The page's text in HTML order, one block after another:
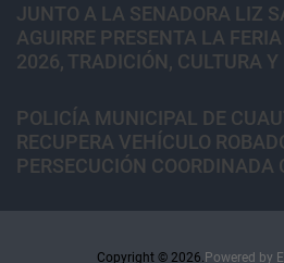
JUNTO A LA SENADORA LIZ
AGUIRRE PRESENTA LA
2026, TRADICIÓN, CULTURA Y
POLICÍA MUNICIPAL DE
RECUPERA VEHÍCULO
PERSECUCIÓN COORDINADA
Copyright © 2026.Powered by